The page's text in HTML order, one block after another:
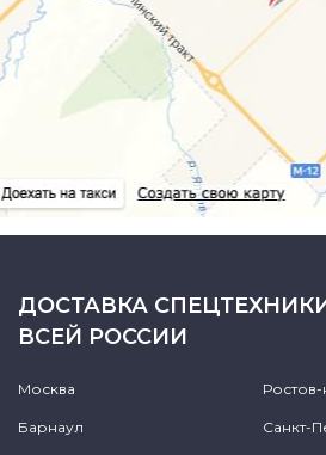
ДОСТАВКА
ВСЕЙ РОССИИ
Москва
Барнаул Санкт-